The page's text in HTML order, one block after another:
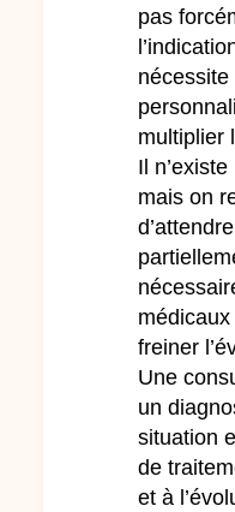
pas
multiplier
Il
mais on
freiner
Une
un
situation
de
et à